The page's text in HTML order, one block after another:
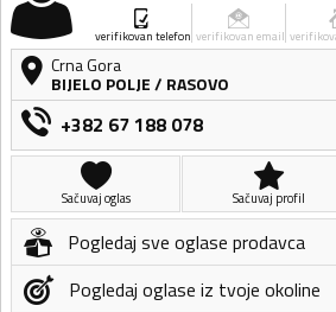
verifikovan telefon verifikovan email
Crna Gora
BIJELO POLJE/ RASOVO
+382 67 188 078
Sačuvaj oglas Sačuvaj profil
Pogledaj sve oglase prodavca
Pogledaj oglase iz tvoje okoline